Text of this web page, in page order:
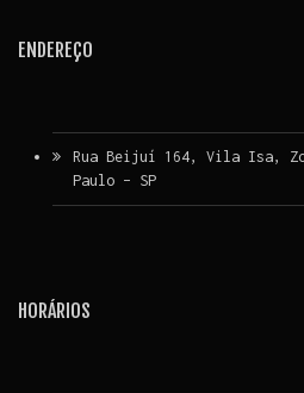
ENDEREÇO
Rua Beijuí 164, Vila Isa,
Paulo – SP
HORÁRIOS